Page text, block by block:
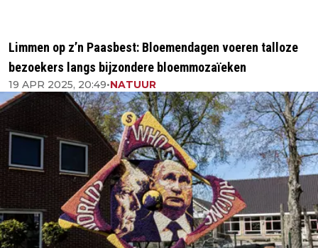
Limmen op z’n Paasbest: Bloemendagen voeren talloze
bezoekers langs bijzondere bloemmozaïeken
19 APR 2025, 20:49•NATUUR